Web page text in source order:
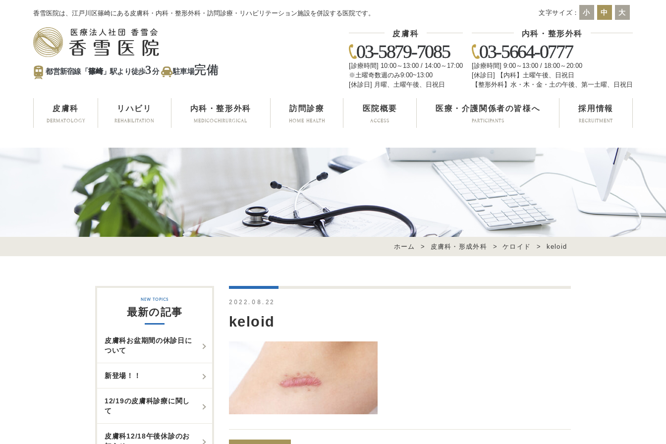
香雪医院は、江戸川区篠崎にある皮膚科・内科・整形外科・訪問診療・リハビリテーション施設を併設する医院です。 文字サイズ： 小 中 大
都営新宿線「篠崎」駅より徒歩3分 駐車場完備
皮膚科
03-5879-7085
[診療時間] 10:00～13:00 / 14:00～17:00
※土曜奇数週のみ9:00~13:00
[休診日] 月曜、土曜午後、日祝日
内科・整形外科
03-5664-0777
[診療時間] 9:00～13:00 / 18:00～20:00
[休診日] 【内科】土曜午後、日祝日
【整形外科】水・木・金・土の午後、第一土曜、日祝日
DERMATOLOGY
皮膚科
REHABILITATION
リハビリ
MEDICOCHIRURGICAL
内科・整形外科
HOME HEALTH
訪問診療
ACCESS
医院概要
PARTICIPANTS
医療・介護関係者の皆様へ
RECRUITMENT
採用情報
ホーム > 皮膚科・形成外科 > ケロイド > keloid
2022.08.22
keloid
最新の記事
皮膚科お盆期間の休診日に
ついて
新登場！！
12/19の皮膚科診療に関し
て
皮膚科12/18午後休診のお